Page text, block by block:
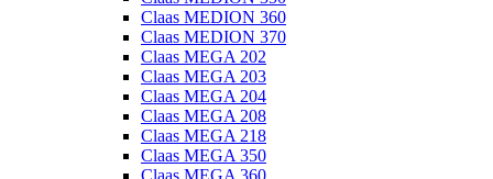
Claas MEDION 360
Claas MEDION 370
Claas MEGA 202
Claas MEGA 203
Claas MEGA 204
Claas MEGA 208
Claas MEGA 218
Claas MEGA 350
Claas MEGA 360